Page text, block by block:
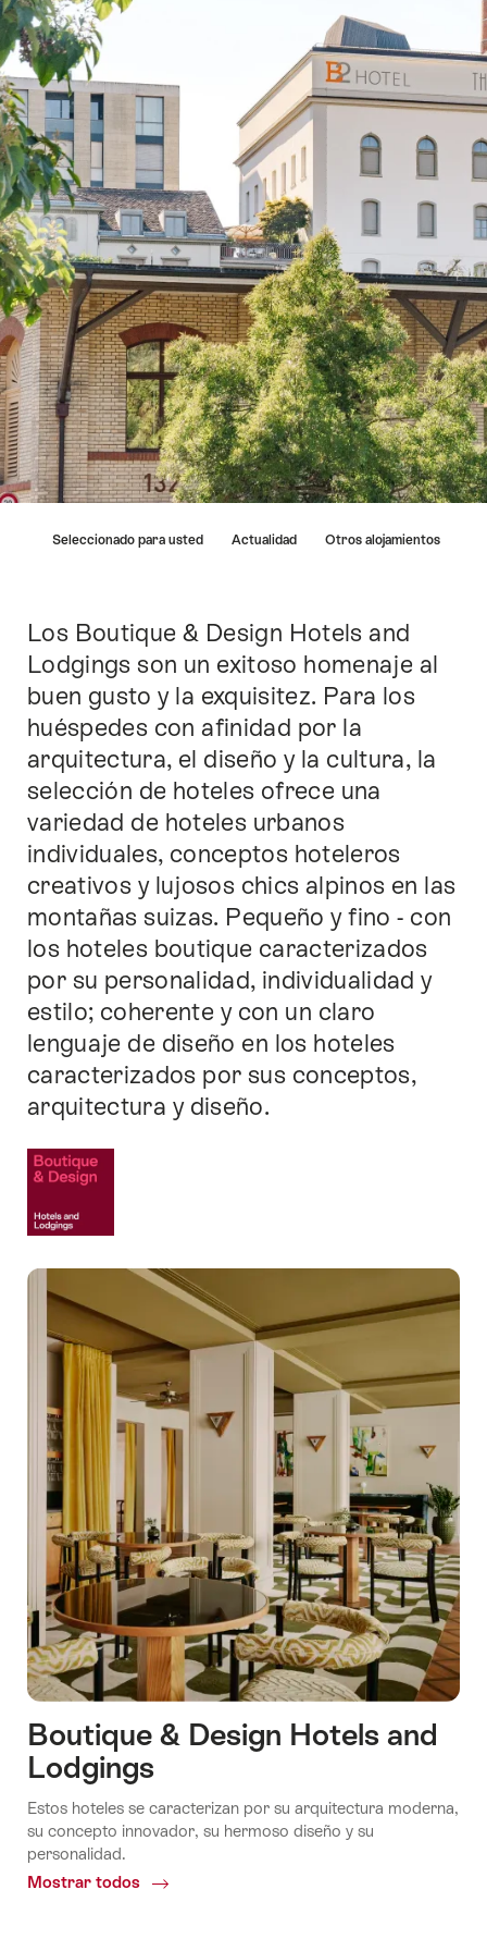
llevan
directamente
a
los
puntos
anclaje
en
esta
Seleccionado para usted Actualidad Otros alojamientos
Introducción
Los Boutique & Design Hotels and
Lodgings son un exitoso homenaje al
buen gusto y la exquisitez. Para los
huéspedes con afinidad por la
arquitectura, el diseño y la cultura, la
selección de hoteles ofrece una
variedad de hoteles urbanos
individuales, conceptos hoteleros
creativos y lujosos chics alpinos en las
montañas suizas. Pequeño y fino - con
los hoteles boutique caracterizados
por su personalidad, individualidad y
estilo; coherente y con un claro
lenguaje de diseño en los hoteles
caracterizados por sus conceptos,
arquitectura y diseño.
Boutique & Design Hotels and
Lodgings
Estos hoteles se caracterizan por su arquitectura moderna,
su concepto innovador, su hermoso diseño y su
personalidad.
Mostrar todos
Common.Of